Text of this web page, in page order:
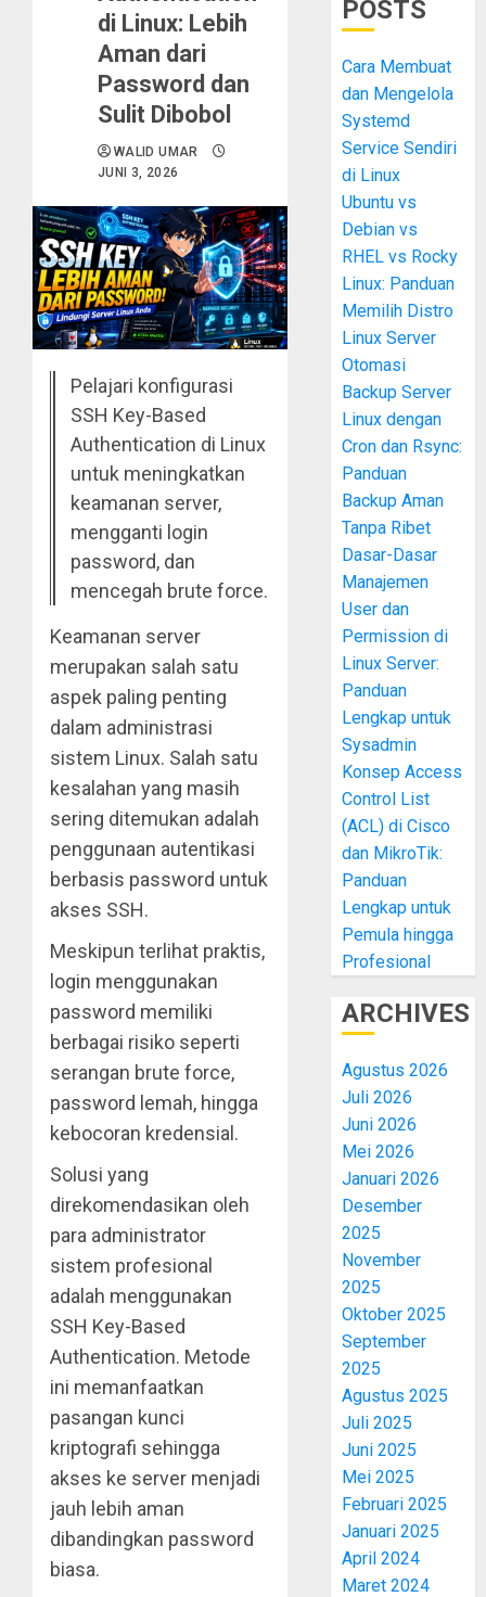
di Linux: Lebih
Aman dari
Password dan
Sulit Dibobol
WALID UMAR
JUNI 3, 2026
Pelajari konfigurasi
SSH Key-Based
Authentication di Linux
untuk meningkatkan
keamanan server,
mengganti login
password, dan
mencegah brute force.
Keamanan server
merupakan salah satu
aspek paling penting
dalam administrasi
sistem Linux. Salah satu
kesalahan yang masih
sering ditemukan adalah
penggunaan autentikasi
berbasis password untuk
akses SSH.
Meskipun terlihat praktis,
login menggunakan
password memiliki
berbagai risiko seperti
serangan brute force,
password lemah, hingga
kebocoran kredensial.
Solusi yang
direkomendasikan oleh
para administrator
sistem profesional
adalah menggunakan
SSH Key-Based
Authentication. Metode
ini memanfaatkan
pasangan kunci
kriptografi sehingga
akses ke server menjadi
jauh lebih aman
dibandingkan password
biasa.
POSTS
Cara Membuat
dan Mengelola
Systemd
Service Sendiri
di Linux
Ubuntu vs
Debian vs
RHEL vs Rocky
Linux: Panduan
Memilih Distro
Linux Server
Otomasi
Backup Server
Linux dengan
Cron dan Rsync:
Panduan
Backup Aman
Tanpa Ribet
Dasar-Dasar
Manajemen
User dan
Permission di
Linux Server:
Panduan
Lengkap untuk
Sysadmin
Konsep Access
Control List
(ACL) di Cisco
dan MikroTik:
Panduan
Lengkap untuk
Pemula hingga
Profesional
ARCHIVES
Agustus 2026
Juli 2026
Juni 2026
Mei 2026
Januari 2026
Desember
2025
November
2025
Oktober 2025
September
2025
Agustus 2025
Juli 2025
Juni 2025
Mei 2025
Februari 2025
Januari 2025
April 2024
Maret 2024